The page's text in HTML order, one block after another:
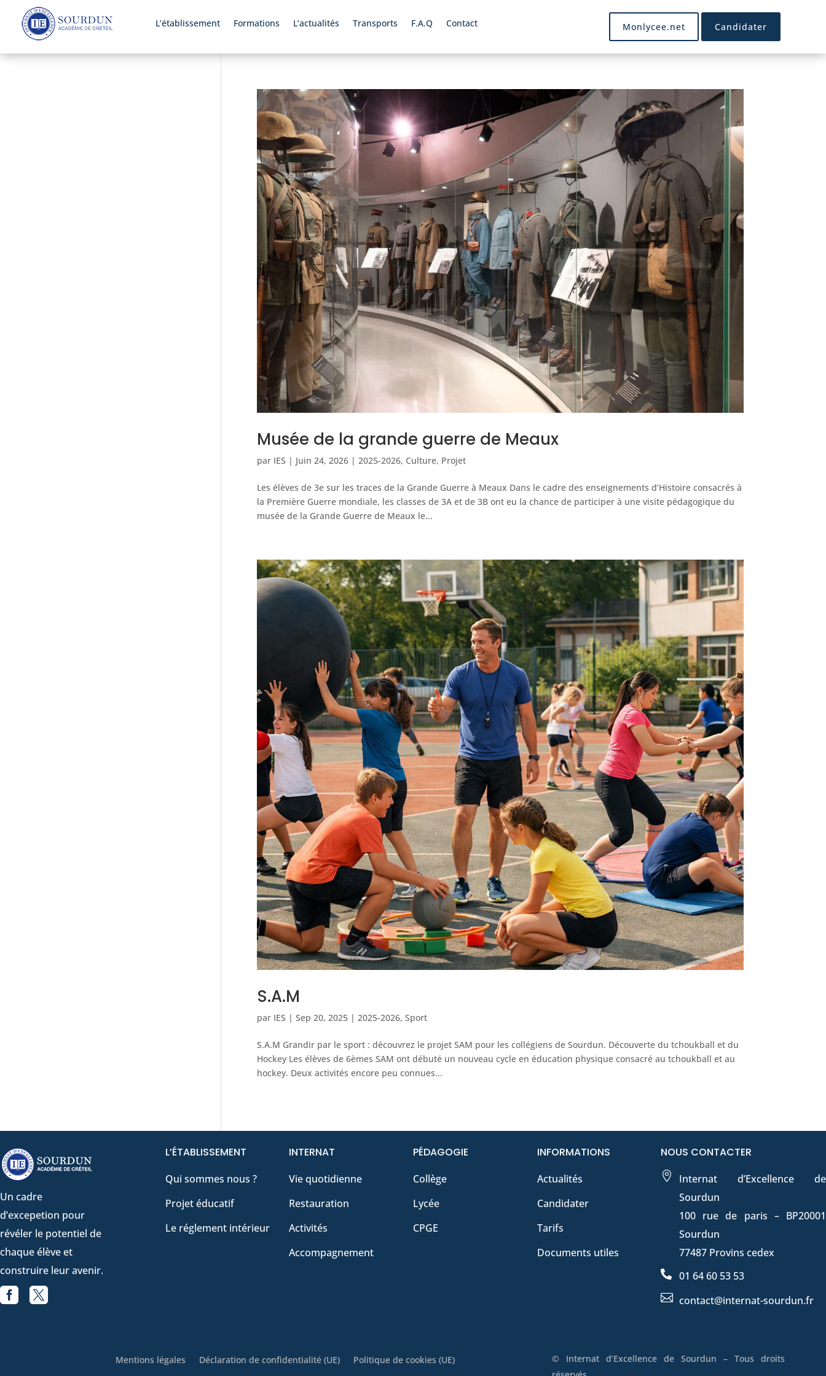
L’établissement Formations L’actualités Transports F.A.Q Contact Candidater
Monlycee.net
Musée de la grande guerre de Meaux
par IES | Juin 24, 2026| 2025-2026, Culture, Projet
Les élèves de 3e sur les traces de la Grande Guerre à Meaux Dans le cadre des enseignements d’Histoire consacrés à
la Première Guerre mondiale, les classes de 3A et de 3B ont eu la chance de participer à une visite pédagogique du
musée de la Grande Guerre de Meaux le...
S.A.M
par IES | Sep 20, 2025| 2025-2026, Sport
S.A.M Grandir par le sport : découvrez le projet SAM pour les collégiens de Sourdun. Découverte du tchoukball et du
Hockey Les élèves de 6èmes SAM ont débuté un nouveau cycle en éducation physique consacré au tchoukball et au
hockey. Deux activités encore peu connues...
Un cadre
d’excepetion pour
révéler le potentiel de
chaque élève et
construire leur avenir.
 Facebook

L’ÉTABLISSEMENT
Qui sommes nous ?
Projet éducatif
Le réglement intérieur
INTERNAT
Vie quotidienne
Restauration
Activités
Accompagnement
PÉDAGOGIE
Collège
Lycée
CPGE
INFORMATIONS
Actualités
Candidater
Tarifs
Documents utiles
NOUS CONTACTER

Internat d’Excellence de
Sourdun
100 rue de paris – BP20001
Sourdun
77487 Provins cedex
 01 64 60 53 53
 contact@internat-sourdun.fr
Mentions légales Déclaration de confidentialité (UE) Politique de cookies (UE)
© Internat d’Excellence de Sourdun – Tous droits